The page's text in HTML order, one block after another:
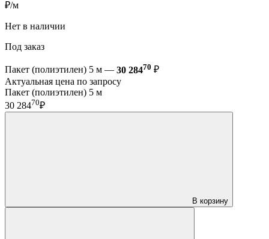
₽/м
Нет в наличии
Под заказ
Пакет (полиэтилен) 5 м — 30 28470 ₽
Актуальная цена по запросу
Пакет (полиэтилен) 5 м
30 28470₽
В корзину